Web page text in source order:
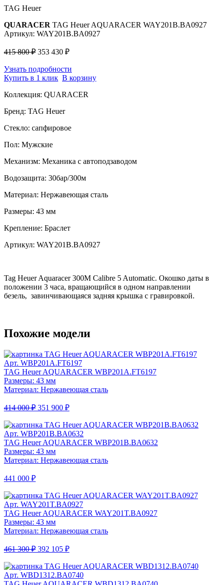
TAG Heuer
QUARACER TAG Heuer AQUARACER WAY201B.BA0927
Артикул: WAY201B.BA0927
415 800 ₽ 353 430 ₽
Узнать подробности
Купить в 1 клик В корзину
Коллекция: QUARACER
Бренд: TAG Heuer
Стекло: сапфировое
Пол: Мужские
Механизм: Механика с автоподзаводом
Водозащита: 30бар/300м
Материал: Нержавеющая сталь
Размеры: 43 мм
Крепление: Браслет
Артикул: WAY201B.BA0927
Tag Heuer Aquaracer 300M Calibre 5 Automatic. Окошко даты в
положении 3 часа, вращающийся в одном направлении
безель, завинчивающаяся задняя крышка с гравировкой.
Похожие модели
Арт. WBP201A.FT6197
TAG Heuer AQUARACER WBP201A.FT6197
Размеры: 43 мм
Материал: Нержавеющая сталь
414 000 ₽ 351 900 ₽
Арт. WBP201B.BA0632
TAG Heuer AQUARACER WBP201B.BA0632
Размеры: 43 мм
Материал: Нержавеющая сталь
441 000 ₽
Арт. WAY201T.BA0927
TAG Heuer AQUARACER WAY201T.BA0927
Размеры: 43 мм
Материал: Нержавеющая сталь
461 300 ₽ 392 105 ₽
Арт. WBD1312.BA0740